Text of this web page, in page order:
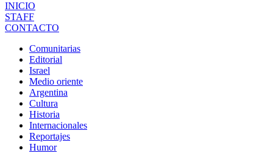
INICIO
STAFF
CONTACTO
Comunitarias
Editorial
Israel
Medio oriente
Argentina
Cultura
Historia
Internacionales
Reportajes
Humor